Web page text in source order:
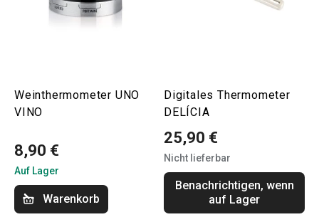
Weinthermometer UNO
VINO
8,90 €
Auf Lager
Warenkorb
Digitales Thermometer
DELÍCIA
25,90 €
Nicht lieferbar
Benachrichtigen, wenn
auf Lager